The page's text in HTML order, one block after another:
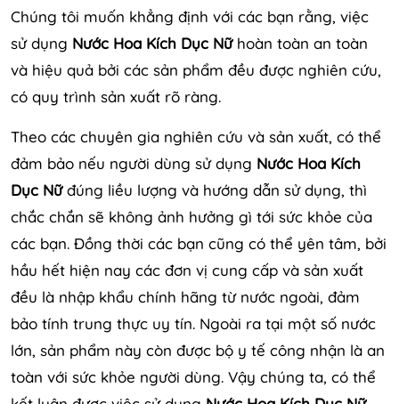
Chúng tôi muốn khẳng định với các bạn rằng, việc
sử dụng Nước Hoa Kích Dục Nữhoàn toàn an toàn
và hiệu quả bởi các sản phẩm đều được nghiên cứu,
có quy trình sản xuất rõ ràng.
Theo các chuyên gia nghiên cứu và sản xuất, có thể
đảm bảo nếu người dùng sử dụng Nước Hoa Kích
Dục Nữđúng liều lượng và hướng dẫn sử dụng, thì
chắc chắn sẽ không ảnh hưởng gì tới sức khỏe của
các bạn. Đồng thời các bạn cũng có thể yên tâm, bởi
hầu hết hiện nay các đơn vị cung cấp và sản xuất
đều là nhập khẩu chính hãng từ nước ngoài, đảm
bảo tính trung thực uy tín. Ngoài ra tại một số nước
lớn, sản phẩm này còn được bộ y tế công nhận là an
toàn với sức khỏe người dùng. Vậy chúng ta, có thể